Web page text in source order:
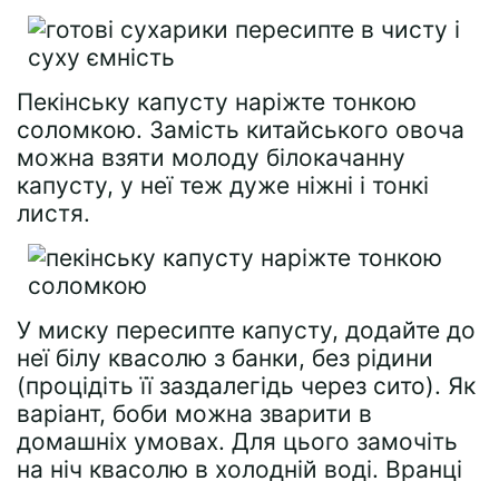
Пекінську капусту наріжте тонкою
соломкою. Замість китайського овоча
можна взяти молоду білокачанну
капусту, у неї теж дуже ніжні і тонкі
листя.
У миску пересипте капусту, додайте до
неї білу квасолю з банки, без рідини
(процідіть її заздалегідь через сито). Як
варіант, боби можна зварити в
домашніх умовах. Для цього замочіть
на ніч квасолю в холодній воді. Вранці